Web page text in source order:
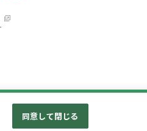
同意して閉じる